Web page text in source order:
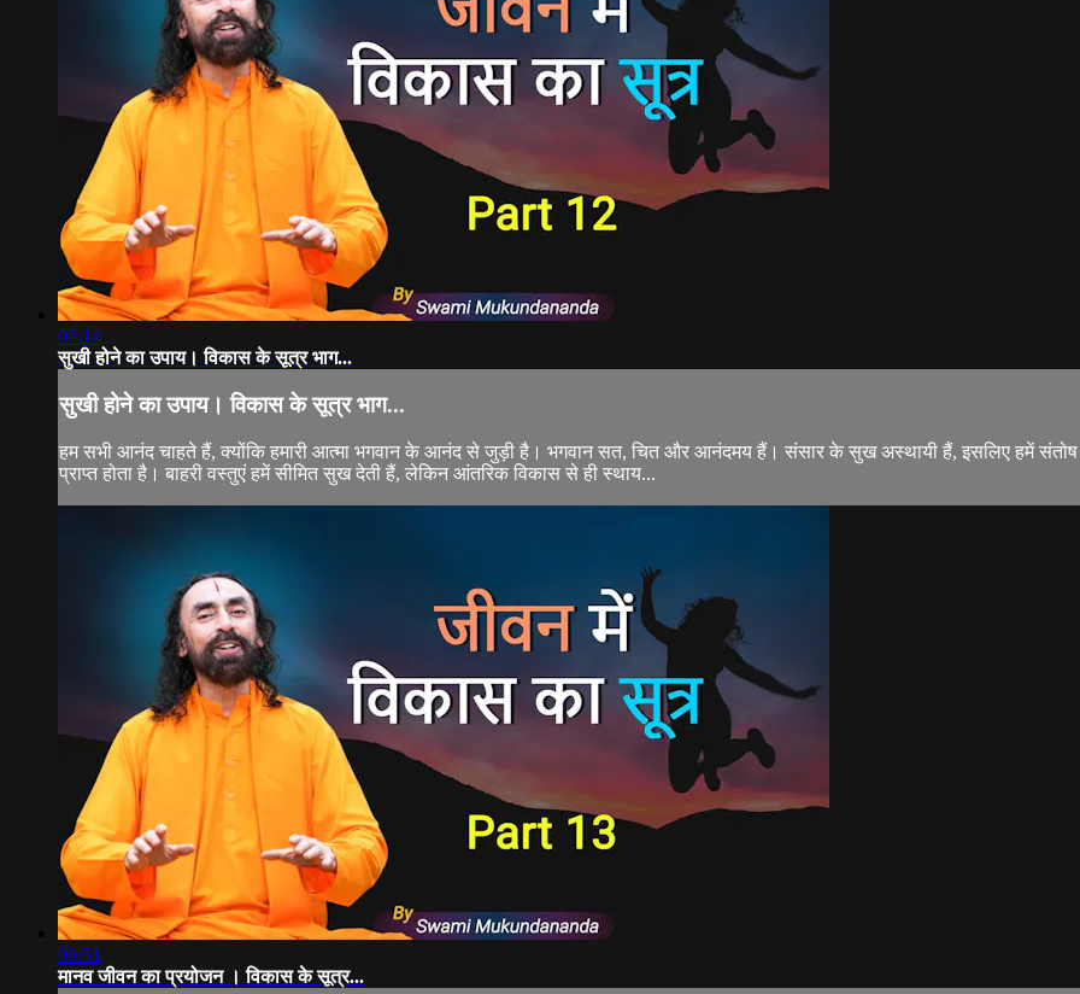
07:14
सुखी होने का उपाय। विकास के सूत्र भाग...
सुखी होने का उपाय। विकास के सूत्र भाग...
हम सभी आनंद चाहते हैं, क्योंकि हमारी आत्मा भगवान के आनंद से जुड़ी है। भगवान सत, चित और आनंदमय हैं। संसार के सुख अस्थायी हैं, इसलिए हमें
प्राप्त होता है। बाहरी वस्तुएं हमें सीमित सुख देती हैं, लेकिन आंतरिक विकास से ही स्थाय...
06:51
मानव जीवन का प्रयोजन । विकास के सूत्र...